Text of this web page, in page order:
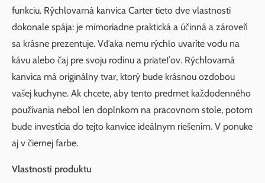
funkciu. Rýchlovarná kanvica Carter tieto dve vlastnosti
dokonale spája: je mimoriadne praktická a účinná a zároveň
sa krásne prezentuje. Vďaka nemu rýchlo uvaríte vodu na
kávu alebo čaj pre svoju rodinu a priateľov. Rýchlovarná
kanvica má originálny tvar, ktorý bude krásnou ozdobou
vašej kuchyne. Ak chcete, aby tento predmet každodenného
používania nebol len doplnkom na pracovnom stole, potom
bude investícia do tejto kanvice ideálnym riešením. V ponuke
aj v čiernej farbe.
Vlastnosti produktu